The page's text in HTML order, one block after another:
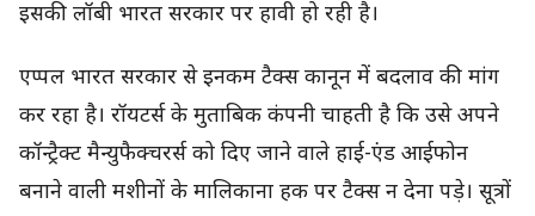
इसकी लॉबी भारत सरकार पर हावी हो रही है।
एप्पल भारत सरकार से इनकम टैक्स कानून में बदलाव की मांग
कर रहा है। रॉयटर्स के मुताबिक कंपनी चाहती है कि उसे अपने
कॉन्ट्रैक्ट मैन्युफैक्चरर्स को दिए जाने वाले हाई-एंड आईफोन
बनाने वाली मशीनों के मालिकाना हक पर टैक्स न देना पड़े। सूत्रों